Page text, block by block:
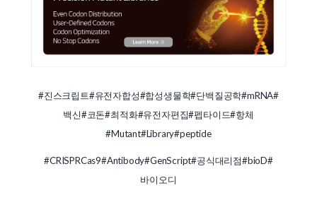
#진스크립트#유전자합성#합성생물학#단백질공학#mRNA#
백신#코돈#최적화#유전자편집#펩타이드#항체
#Mutant#Library#peptide
#CRISPRCas9#Antibody#GenScript#공식대리점#bioD#
바이오디